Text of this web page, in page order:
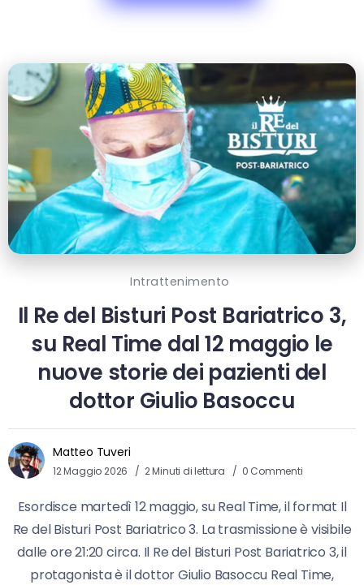
Intrattenimento
Il Re del Bisturi Post Bariatrico 3,
su Real Time dal 12 maggio le
nuove storie dei pazienti del
dottor Giulio Basoccu
Matteo Tuveri
12 Maggio 2026 2 Minuti di lettura 0 Commenti
Esordisce martedì 12 maggio, su Real Time, il format Il
Re del Bisturi Post Bariatrico 3. La trasmissione è visibile
dalle ore 21:20 circa. Il Re del Bisturi Post Bariatrico 3, il
protagonista è il dottor Giulio Basoccu Real Time,